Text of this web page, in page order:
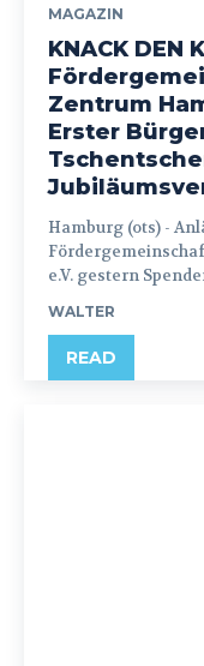
MAGAZIN
KNACK DEN
Zentrum
Erster
Hamburg (ots) - Anlässlich ihres 50. Jubiläums lud die
e.V. gestern
WALTER
READ